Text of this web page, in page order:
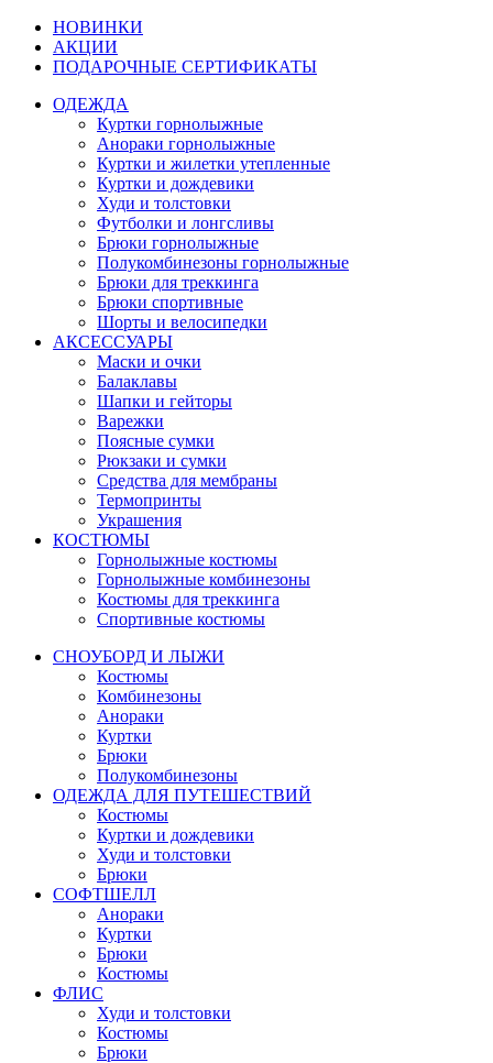
НОВИНКИ
АКЦИИ
ПОДАРОЧНЫЕ СЕРТИФИКАТЫ
ОДЕЖДА
Куртки горнолыжные
Анораки горнолыжные
Куртки и жилетки утепленные
Куртки и дождевики
Худи и толстовки
Футболки и лонгсливы
Брюки горнолыжные
Полукомбинезоны горнолыжные
Брюки для треккинга
Брюки спортивные
Шорты и велосипедки
АКСЕССУАРЫ
Маски и очки
Балаклавы
Шапки и гейторы
Варежки
Поясные сумки
Рюкзаки и сумки
Средства для мембраны
Термопринты
Украшения
КОСТЮМЫ
Горнолыжные костюмы
Горнолыжные комбинезоны
Костюмы для треккинга
Спортивные костюмы
СНОУБОРД И ЛЫЖИ
Костюмы
Комбинезоны
Анораки
Куртки
Брюки
Полукомбинезоны
ОДЕЖДА ДЛЯ ПУТЕШЕСТВИЙ
Костюмы
Куртки и дождевики
Худи и толстовки
Брюки
СОФТШЕЛЛ
Анораки
Куртки
Брюки
Костюмы
ФЛИС
Худи и толстовки
Костюмы
Брюки